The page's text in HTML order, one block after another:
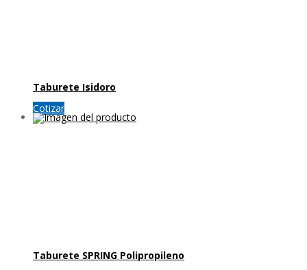
Taburete Isidoro
Cotizar
Taburete SPRING Polipropileno